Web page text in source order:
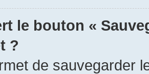
le bouton «
?
de sauvegarder